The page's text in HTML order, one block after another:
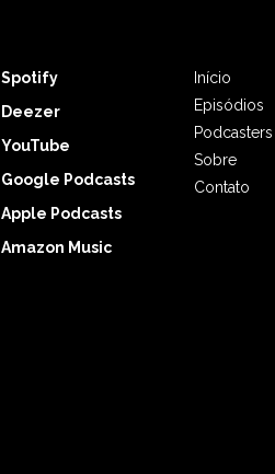
Spotify
Deezer
YouTube
Google Podcasts
Apple Podcasts
Amazon Music
Início
Episódios
Podcasters
Sobre
Contato